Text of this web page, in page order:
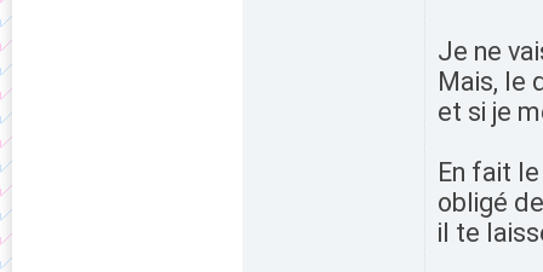
Je ne
Mais, le
et si je
En fait
obligé
il te